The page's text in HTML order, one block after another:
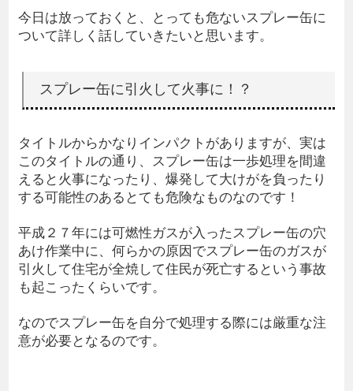
今日は放っておくと、とっても危ないスプレー缶に
ついて詳しく話していきたいと思います。
スプレー缶に引火して火事に！？
タイトルからかなりインパクトがありますが、実は
このタイトルの通り、スプレー缶は一歩処理を間違
えると火事になったり、爆発して大けがを負ったり
する可能性のあるとても危険なものなのです！
平成２７年には可燃性ガスが入ったスプレー缶の穴
あけ作業中に、何らかの原因でスプレー缶のガスが
引火して住宅が全焼して住民が死亡するという事故
も起こったくらいです。
なのでスプレー缶を自分で処理する際には厳重な注
意が必要となるのです。